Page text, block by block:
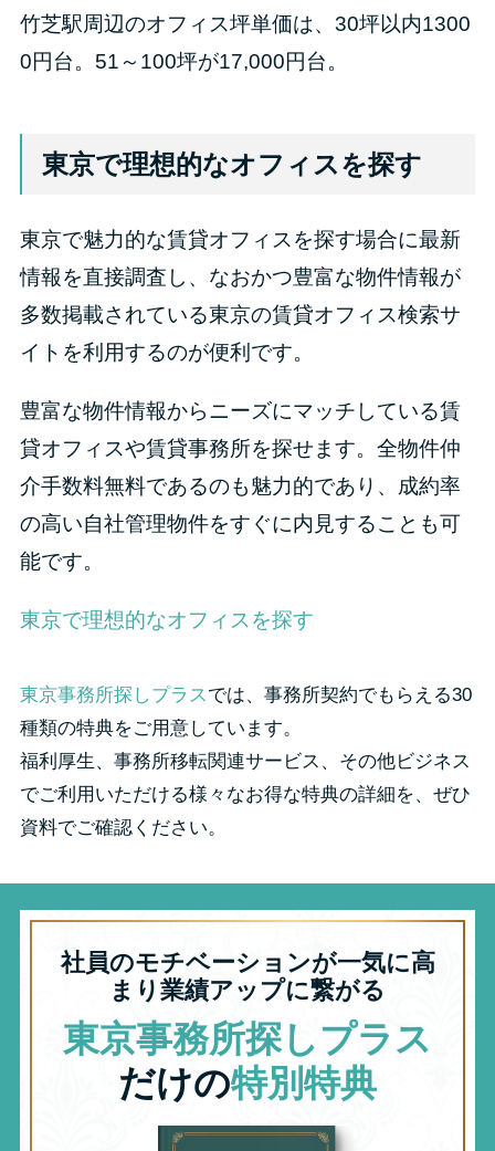
竹芝駅周辺のオフィス坪単価は、30坪以内1300
0円台。51～100坪が17,000円台。
東京で理想的なオフィスを探す
東京で魅力的な賃貸オフィスを探す場合に最新
情報を直接調査し、なおかつ豊富な物件情報が
多数掲載されている東京の賃貸オフィス検索サ
イトを利用するのが便利です。
豊富な物件情報からニーズにマッチしている賃
貸オフィスや賃貸事務所を探せます。全物件仲
介手数料無料であるのも魅力的であり、成約率
の高い自社管理物件をすぐに内見することも可
能です。
東京で理想的なオフィスを探す
東京事務所探しプラス では、事務所契約でもらえる30
種類の特典をご用意しています。
福利厚生、事務所移転関連サービス、その他ビジネス
でご利用いただける様々なお得な特典の詳細を、ぜひ
資料でご確認ください。
社員のモチベーションが一気に高
まり業績アップに繋がる
東京事務所探しプラス
だけの特別特典